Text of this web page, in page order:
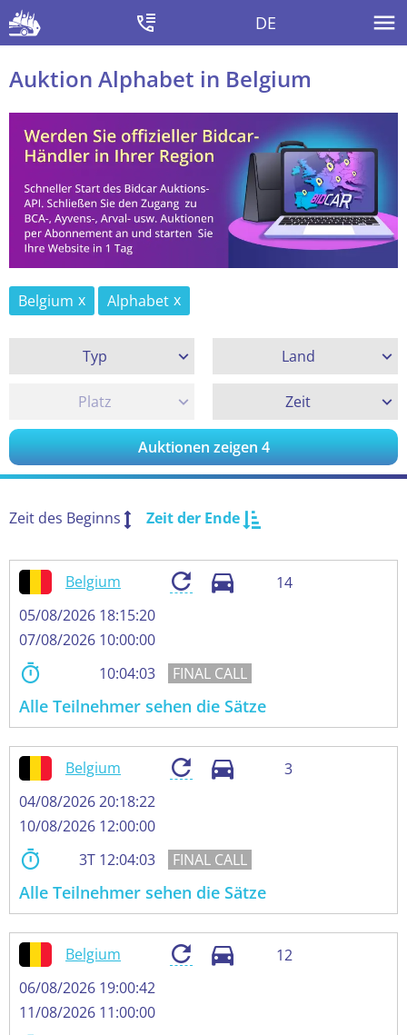
DE
Auktion Alphabet in Belgium
Belgium Alphabet
Typ Land
Platz Zeit
Auktionen zeigen4
Zeit des Beginns Zeit der Ende
Belgium
14
05/08/2026 18:15:20
07/08/2026 10:00:00
10:04:02
Alle Teilnehmer sehen die Sätze
Belgium
3
04/08/2026 20:18:22
10/08/2026 12:00:00
3
12:04:02
Alle Teilnehmer sehen die Sätze
Belgium
12
06/08/2026 19:00:42
11/08/2026 11:00:00